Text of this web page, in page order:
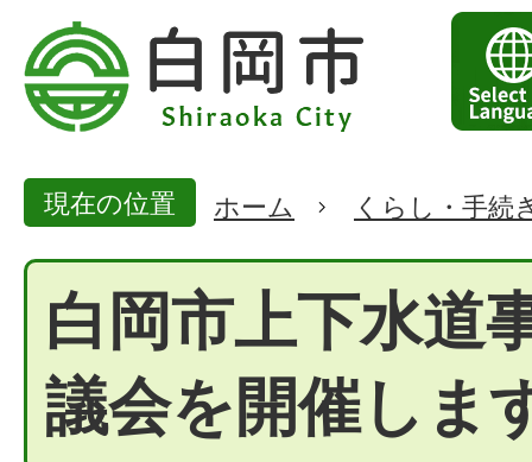
現在の位置 ホーム くらし・手続
白岡市上下水道
議会を開催しま